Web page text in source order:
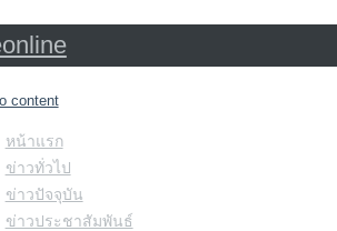
content
หน้าแรก
ข่าวทั่วไป
ข่าวปัจจุบัน
ข่าวประชาสัมพันธ์